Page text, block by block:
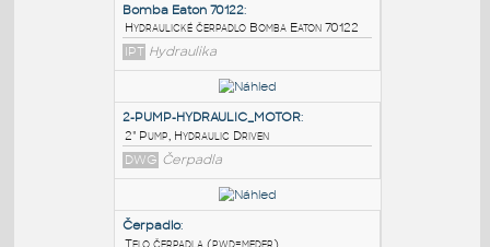
PODOBNÉ BLOKY
Bomba Eaton 70122:
Hydraulické čerpadlo Bomba Eaton 70122
IPT Hydraulika